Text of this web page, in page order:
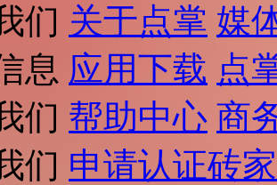
们 关于点掌 媒
息 应用下载 点
们 帮助中心 商
们 申请认证砖家